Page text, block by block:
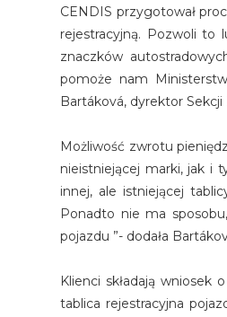
CENDIS przygotował
rejestracyjną. Pozwoli to
znaczków
pomoże nam
Bartáková, dyrektor
Możliwość zwrotu
nieistniejącej marki, jak i
innej, ale istniejącej
Ponadto nie ma
pojazdu ”- dodała
Klienci składają
tablica rejestracyjna